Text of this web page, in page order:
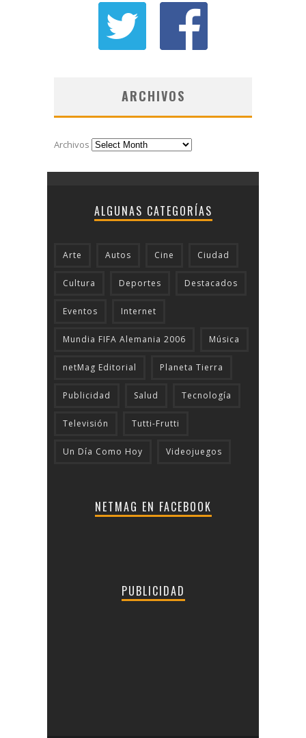
ARCHIVOS
Archivos
ALGUNAS CATEGORÍAS
Arte Autos Cine Ciudad
Cultura Deportes Destacados
Eventos Internet
Mundia FIFA Alemania 2006 Música
netMag Editorial Planeta Tierra
Publicidad Salud Tecnologí­a
Televisión Tutti-Frutti
Un Día Como Hoy Videojuegos
NETMAG EN FACEBOOK
PUBLICIDAD